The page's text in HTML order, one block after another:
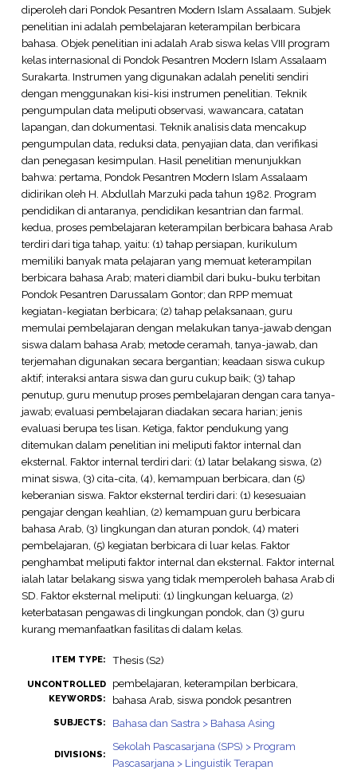
diperoleh dari Pondok Pesantren Modern Islam Assalaam. Subjek
penelitian ini adalah pembelajaran keterampilan berbicara
bahasa. Objek penelitian ini adalah Arab siswa kelas VIII program
kelas internasional di Pondok Pesantren Modern Islam Assalaam
Surakarta. Instrumen yang digunakan adalah peneliti sendiri
dengan menggunakan kisi-kisi instrumen penelitian. Teknik
pengumpulan data meliputi observasi, wawancara, catatan
lapangan, dan dokumentasi. Teknik analisis data mencakup
pengumpulan data, reduksi data, penyajian data, dan verifikasi
dan penegasan kesimpulan. Hasil penelitian menunjukkan
bahwa: pertama, Pondok Pesantren Modern Islam Assalaam
didirikan oleh H. Abdullah Marzuki pada tahun 1982. Program
pendidikan di antaranya, pendidikan kesantrian dan farmal.
kedua, proses pembelajaran keterampilan berbicara bahasa Arab
terdiri dari tiga tahap, yaitu: (1) tahap persiapan, kurikulum
memiliki banyak mata pelajaran yang memuat keterampilan
berbicara bahasa Arab; materi diambil dari buku-buku terbitan
Pondok Pesantren Darussalam Gontor; dan RPP memuat
kegiatan-kegiatan berbicara; (2) tahap pelaksanaan, guru
memulai pembelajaran dengan melakukan tanya-jawab dengan
siswa dalam bahasa Arab; metode ceramah, tanya-jawab, dan
terjemahan digunakan secara bergantian; keadaan siswa cukup
aktif; interaksi antara siswa dan guru cukup baik; (3) tahap
penutup, guru menutup proses pembelajaran dengan cara tanya-
jawab; evaluasi pembelajaran diadakan secara harian; jenis
evaluasi berupa tes lisan. Ketiga, faktor pendukung yang
ditemukan dalam penelitian ini meliputi faktor internal dan
eksternal. Faktor internal terdiri dari: (1) latar belakang siswa, (2)
minat siswa, (3) cita-cita, (4), kemampuan berbicara, dan (5)
keberanian siswa. Faktor eksternal terdiri dari: (1) kesesuaian
pengajar dengan keahlian, (2) kemampuan guru berbicara
bahasa Arab, (3) lingkungan dan aturan pondok, (4) materi
pembelajaran, (5) kegiatan berbicara di luar kelas. Faktor
penghambat meliputi faktor internal dan eksternal. Faktor internal
ialah latar belakang siswa yang tidak memperoleh bahasa Arab di
SD. Faktor eksternal meliputi: (1) lingkungan keluarga, (2)
keterbatasan pengawas di lingkungan pondok, dan (3) guru
kurang memanfaatkan fasilitas di dalam kelas.
ITEM TYPE: Thesis (S2)
UNCONTROLLED
KEYWORDS:
pembelajaran, keterampilan berbicara,
bahasa Arab, siswa pondok pesantren
SUBJECTS: Bahasa dan Sastra > Bahasa Asing
DIVISIONS:
Sekolah Pascasarjana (SPS) > Program
Pascasarjana > Linguistik Terapan